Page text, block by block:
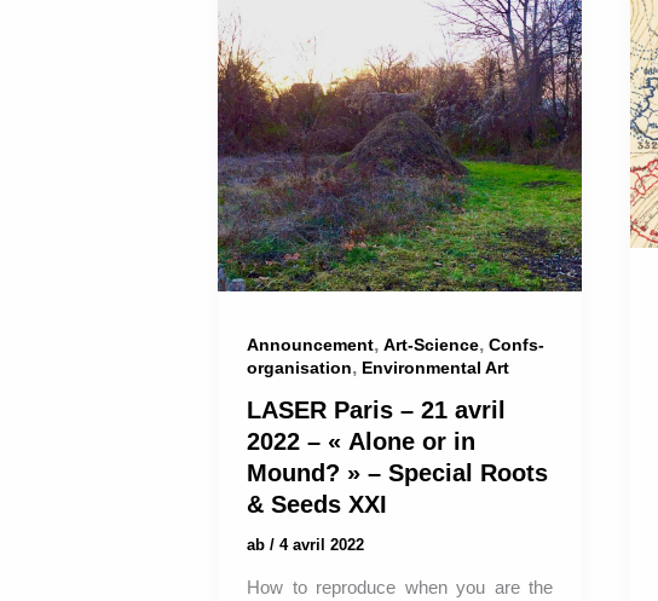
Announcement, Art-Science, Confs-
organisation, Environmental Art
LASER Paris – 21 avril
2022 – « Alone or in
Mound? » – Special Roots
& Seeds XXI
ab / 4 avril 2022
How to reproduce when you are the